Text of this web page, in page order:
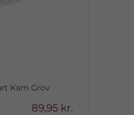
Kam Grov
89,95 kr.